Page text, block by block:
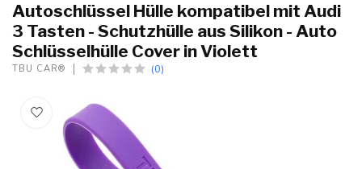
Autoschlüssel Hülle kompatibel mit Audi
3 Tasten - Schutzhülle aus Silikon - Auto
Schlüsselhülle Cover in Violett
TBU CAR® (0)